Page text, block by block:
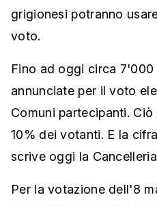
grigionesi potranno
voto.
Fino ad oggi circa 7'000
annunciate per il voto
Comuni partecipanti.
10% dei votanti. E la
scrive oggi la
Per la votazione dell'8